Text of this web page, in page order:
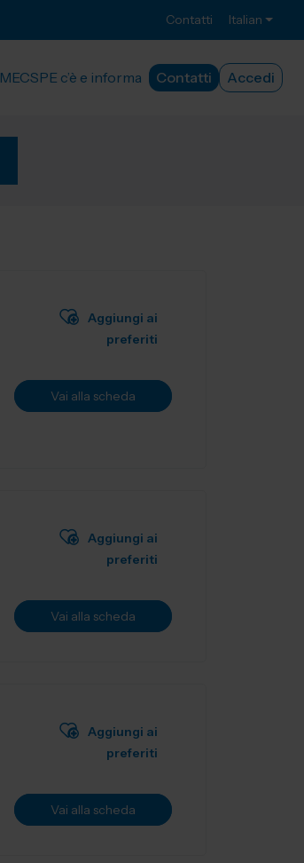
Contatti Italian
MECSPE c’è e informa Contatti Accedi
Aggiungi ai
preferiti
Vai alla scheda
Aggiungi ai
preferiti
Vai alla scheda
Aggiungi ai
preferiti
Vai alla scheda